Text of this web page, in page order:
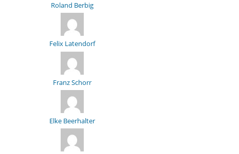
Roland Berbig
Felix Latendorf
Franz Schorr
Elke Beerhalter